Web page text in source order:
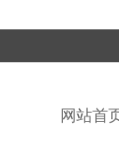
网站首